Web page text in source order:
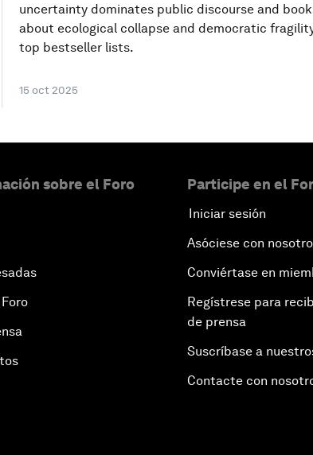
uncertainty dominates public discourse and
about ecological collapse and democratic
top bestseller lists.
15 oct 2025
sobre el Foro Participe en el
Iniciar sesión
Asóciese con
Conviértase en
Regístrese para
de prensa
Suscríbase a
Contacte con